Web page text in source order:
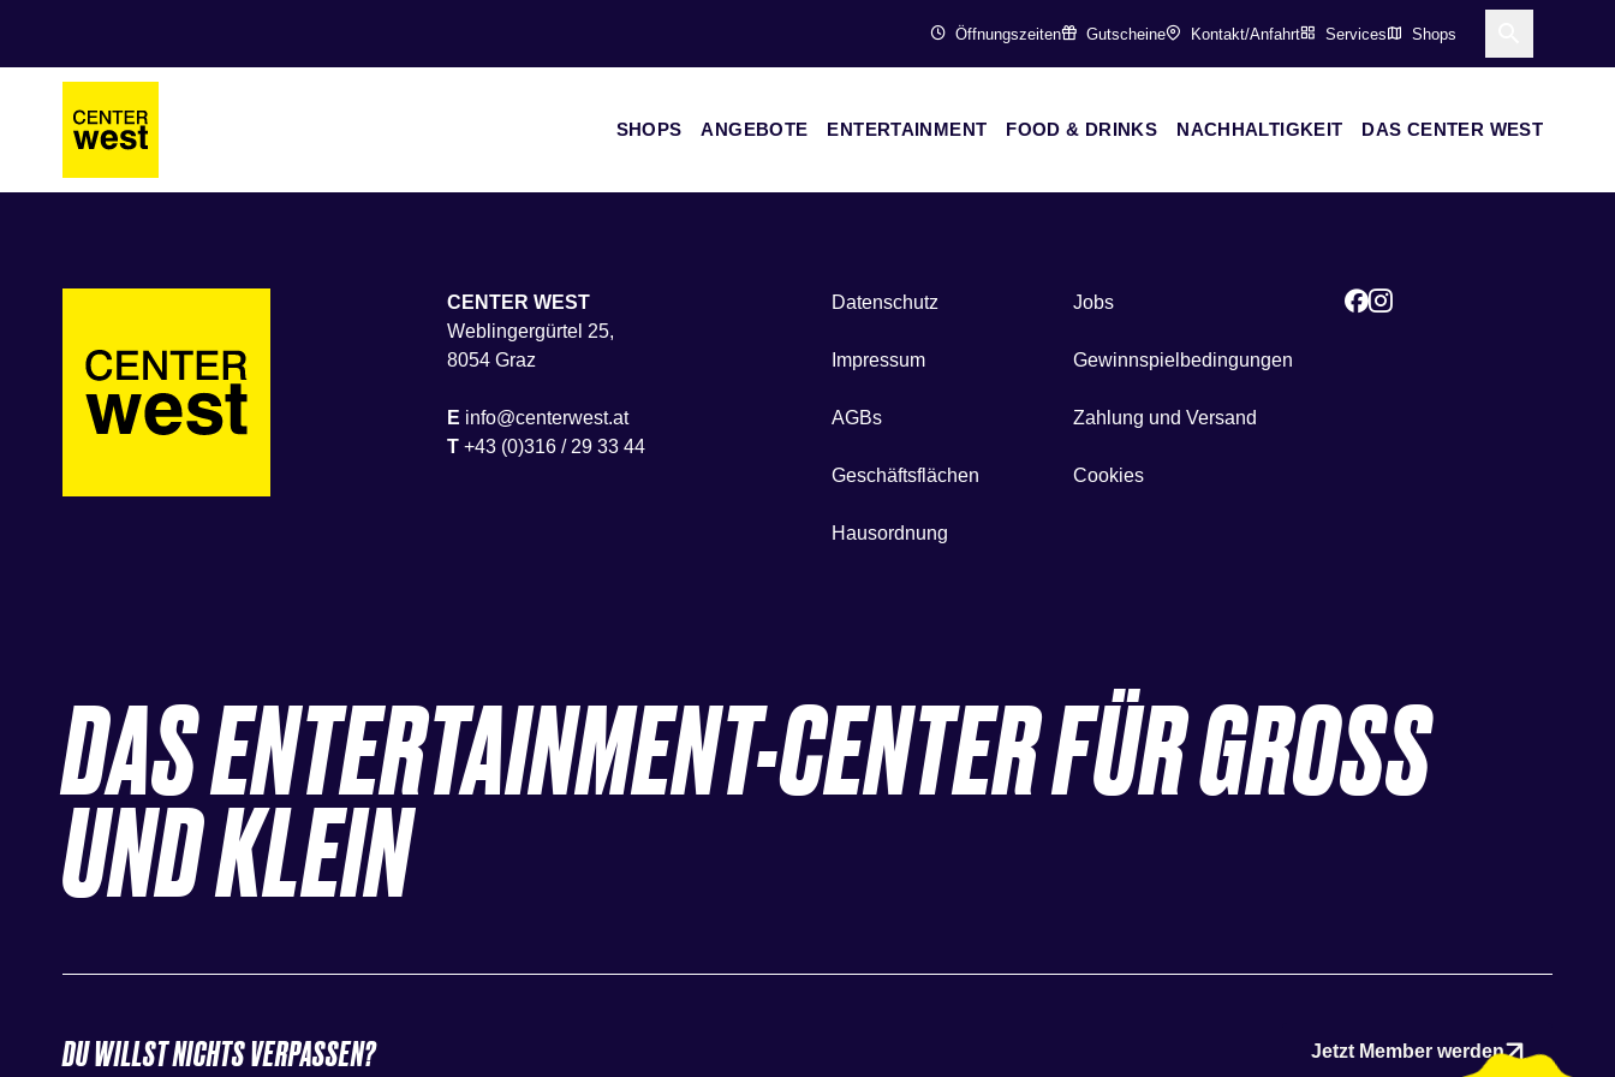
Öffnungszeiten Gutscheine Kontakt/Anfahrt Services Shops
SHOPS ANGEBOTE ENTERTAINMENT FOOD & DRINKS NACHHALTIGKEIT DAS CENTER WEST
CENTER WEST
Weblingergürtel 25,
8054 Graz
E info@centerwest.at
T +43 (0)316 / 29 33 44
Datenschutz
Impressum
AGBs
Geschäftsflächen
Hausordnung
Jobs
Gewinnspielbedingungen
Zahlung und Versand
Cookies
DAS ENTERTAINMENT-CENTER FÜR GROSS
UND KLEIN
DU WILLST NICHTS VERPASSEN? Jetzt Member werden